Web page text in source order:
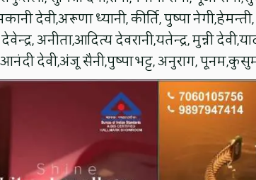
देवी,अरूणा ध्यानी, कीर्ति, पुष्पा
अनीता,आदित्य देवरानी,यतेन्द्र, मुन्नी
देवी,अंजू सैनी,पुष्पा भट्ट, अनुराग,